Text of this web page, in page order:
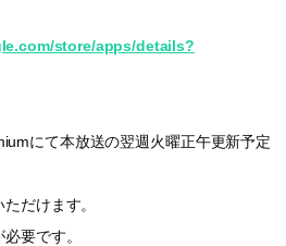
store/apps/details?
にて本放送の翌週火曜正午更新予定
だけます。
要です。